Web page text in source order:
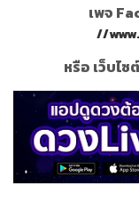
เพจ
//
หรือ เว็บไซต์